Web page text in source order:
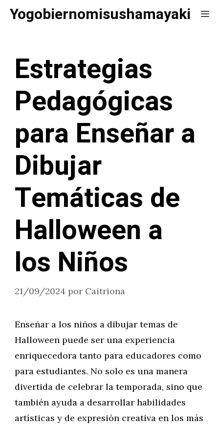
SaltarYogobiernomisushamayaki
Estrategias
Pedagógicas
para Enseñar a
Dibujar
Temáticas de
Halloween a
los Niños
21/09/2024 por Caitriona
Enseñar a los niños a dibujar temas de
Halloween puede ser una experiencia
enriquecedora tanto para educadores como
para estudiantes. No solo es una manera
divertida de celebrar la temporada, sino que
también ayuda a desarrollar habilidades
artísticas y de expresión creativa en los más